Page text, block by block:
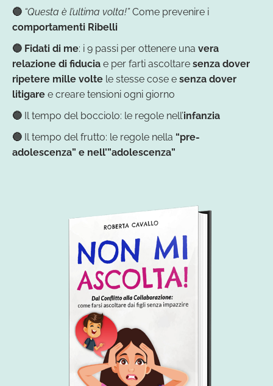
🔵 “Questa è l’ultima volta!”Come prevenire i
comportamenti Ribelli
🔵 Fidati di me: i 9 passi per ottenere una vera
relazione di fiducia e per farti ascoltare senza dover
ripetere mille volte le stesse cose e senza dover
litigare e creare tensioni ogni giorno
🔵 Il tempo del bocciolo: le regole nell’infanzia
🔵 Il tempo del frutto: le regole nella “pre-
adolescenza” e nell’”adolescenza”